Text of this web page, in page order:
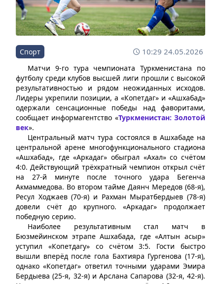
Спорт 10:29 24.05.2026
Матчи 9-го тура чемпионата Туркменистана по
футболу среди клубов высшей лиги прошли с высокой
результативностью и рядом неожиданных исходов.
Лидеры укрепили позиции, а «Копетдаг» и «Ашхабад»
одержали сенсационные победы над фаворитами,
сообщает информагентство «Туркменистан: Золотой
век».
Центральный матч тура состоялся в Ашхабаде на
центральной арене многофункционального стадиона
«Ашхабад», где «Аркадаг» обыграл «Ахал» со счётом
4:0. Действующий трёхкратный чемпион открыл счёт
на 27-й минуте после точного удара Бегенча
Акмаммедова. Во втором тайме Даянч Мередов (68-я),
Ресул Ходжаев (70-я) и Рахман Мыратбердыев (78-я)
довели счёт до крупного. «Аркадаг» продолжает
победную серию.
Наиболее результативным стал матч в
Бюзмейинском этрапе Ашхабада, где «Алтын асыр»
уступил «Копетдагу» со счётом 3:5. Гости быстро
вышли вперёд после гола Бахтияра Гургенова (17-я),
однако «Копетдаг» ответил точными ударами Эмира
Бердыева (25-я, 32-я) и Арслана Сапарова (32-я, 42-я).